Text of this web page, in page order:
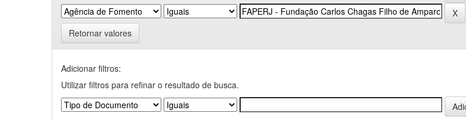
Retornar valores
Adicionar filtros:
Utilizar filtros para refinar o resultado de busca.